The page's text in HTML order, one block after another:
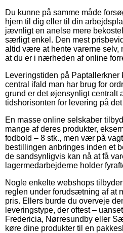
Du kunne på samme måde
hjem til dig eller til din
jævnligt en anelse mere
særligt enkel. Den mest
altid være at hente varerne
at du er i nærheden af online
Leveringstiden på
central ifald man har brug for
grund er det øjensynligt centralt
tidshorisonten for levering på
En masse online selskaber
mange af deres produkter,
fodbold – 8 stk., men vær på
bestillingen anbringes inden et
de sandsynligvis kan nå at få
lagermedarbejderne holder
Nogle enkelte webshops
reglen under forudsætning af at
pris. Ellers burde du overveje
leveringstype, der oftest –
Fredericia, Nørresundby eller
køre dine produkter til en